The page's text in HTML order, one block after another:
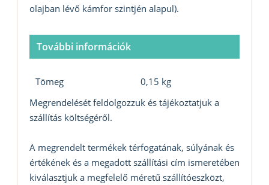
olajban lévő kámfor szintjén alapul).
További információk
Tömeg
0,15 kg
Megrendelését feldolgozzuk és tájékoztatjuk a
szállítás költségéről.
A megrendelt termékek térfogatának, súlyának és
értékének és a megadott szállítási cím ismeretében
kiválasztjuk a megfelelő méretű szállítóeszközt,